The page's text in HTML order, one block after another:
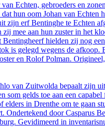
Echten, gebroeders en
hun oom Johan van Echten
zijn erf Bentinghe te Echten
mee aan hun zuster in het
hielden zij nog
is gelegd wegens de afkoop.
en Rolof Polman.
van Zuitwolda bepaalt zijn
som gelds toe aan een
elders in Drenthe om te gaan
Ondertekend door Casparus
Gevidimeerd in